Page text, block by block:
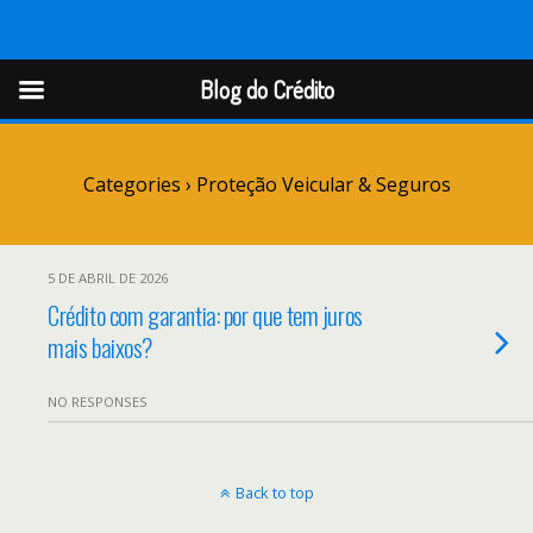
Blog do Crédito
Categories › Proteção Veicular & Seguros
5 DE ABRIL DE 2026
Crédito com garantia: por que tem juros
mais baixos?
NO RESPONSES
Back to top
Blog do Crédito